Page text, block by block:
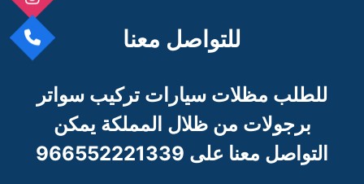
وقماش
بخصومات
للتواصل معنا
للطلب مظلات سيارات تركيب سواتر
برجولات من ظلال المملكة يمكن
التواصل معنا على 966552221339